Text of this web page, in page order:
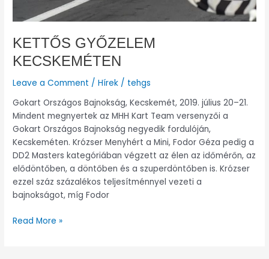
KETTŐS GYŐZELEM
KECSKEMÉTEN
Leave a Comment /Hírek / tehgs
Gokart Országos Bajnokság, Kecskemét, 2019. július 20–21.
Mindent megnyertek az MHH Kart Team versenyzői a
Gokart Országos Bajnokság negyedik fordulóján,
Kecskeméten. Krózser Menyhért a Mini, Fodor Géza pedig a
DD2 Masters kategóriában végzett az élen az időmérőn, az
elődöntőben, a döntőben és a szuperdöntőben is. Krózser
ezzel száz százalékos teljesítménnyel vezeti a
bajnokságot, míg Fodor
Read More »